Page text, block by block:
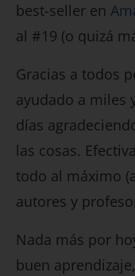
best-seller en
al #19 (o quizá
Gracias a todos
ayudado a miles
días
las cosas.
todo al máximo
autores y
Nada más por
buen aprendizaje,